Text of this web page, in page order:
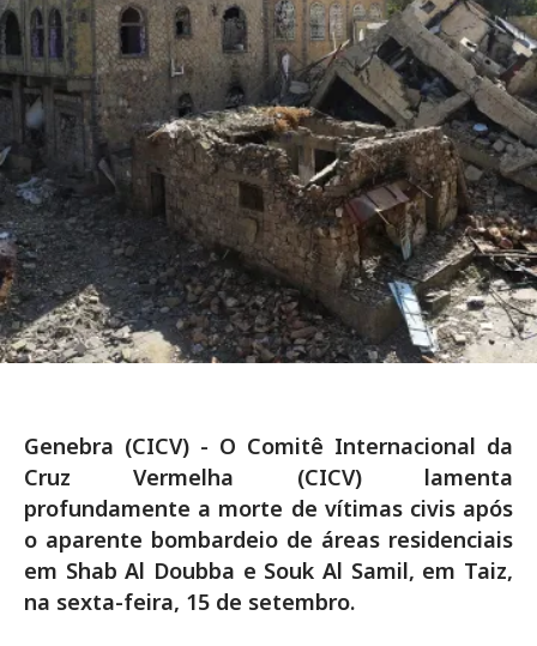
Genebra (CICV) - O Comitê Internacional da
Cruz Vermelha (CICV) lamenta
profundamente a morte de vítimas civis após
o aparente bombardeio de áreas residenciais
em Shab Al Doubba e Souk Al Samil, em Taiz,
na sexta-feira, 15 de setembro.